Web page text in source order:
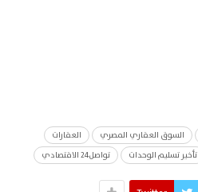
السوق العقاري المصري
العقارات
تأخير تسليم الوحدات تواصل24 الاقتصادي